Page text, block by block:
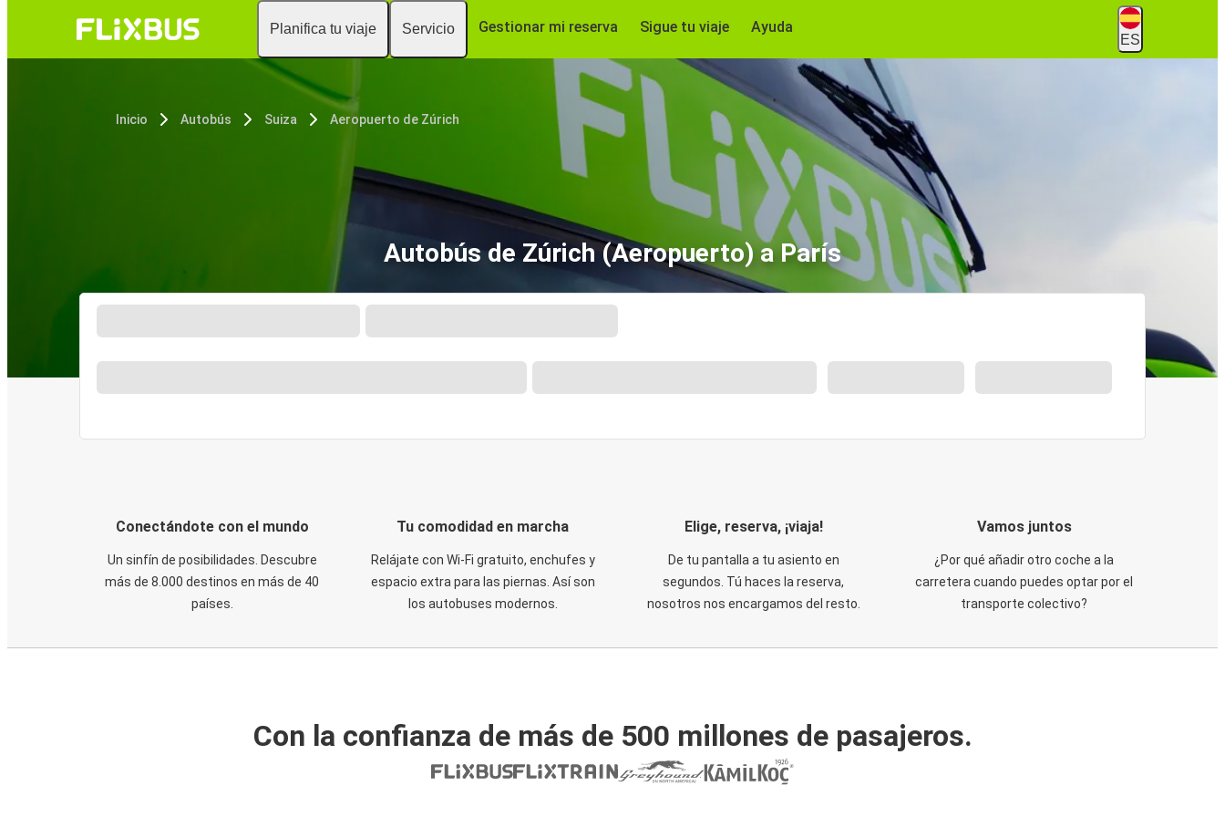
Planifica tu viaje Servicio Gestionar mi reserva Sigue tu viaje Ayuda
ES
Inicio Autobús Suiza Aeropuerto de Zúrich
Autobús de Zúrich (Aeropuerto) a París
Conectándote con el mundo
Un sinfín de posibilidades. Descubre
más de 8.000 destinos en más de 40
países.
Tu comodidad en marcha
Relájate con Wi-Fi gratuito, enchufes y
espacio extra para las piernas. Así son
los autobuses modernos.
Elige, reserva, ¡viaja!
De tu pantalla a tu asiento en
segundos. Tú haces la reserva,
nosotros nos encargamos del resto.
Vamos juntos
¿Por qué añadir otro coche a la
carretera cuando puedes optar por el
transporte colectivo?
Con la confianza de más de 500 millones de pasajeros.